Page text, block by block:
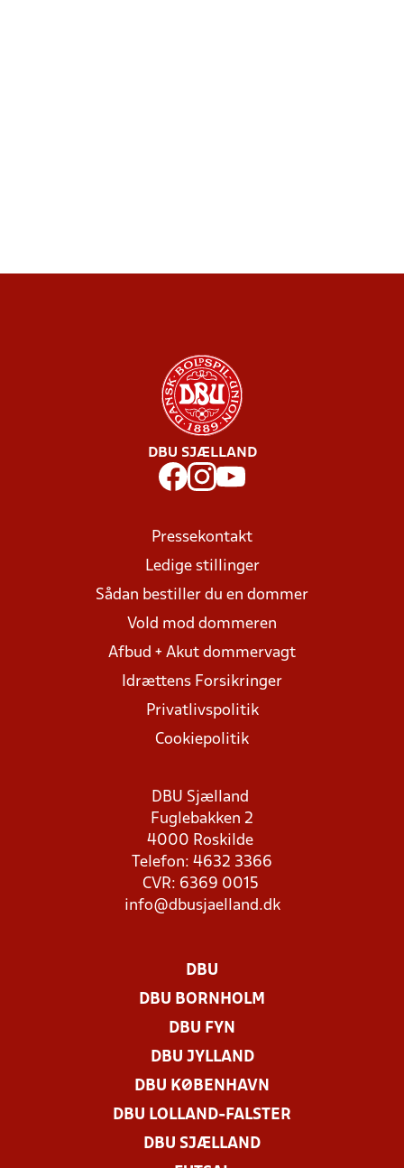
DBU SJÆLLAND
Pressekontakt
Ledige stillinger
Sådan bestiller du en dommer
Vold mod dommeren
Afbud + Akut dommervagt
Idrættens Forsikringer
Privatlivspolitik
Cookiepolitik
DBU Sjælland
Fuglebakken 2
4000 Roskilde
Telefon: 4632 3366
CVR: 6369 0015
info@dbusjaelland.dk
DBU
DBU BORNHOLM
DBU FYN
DBU JYLLAND
DBU KØBENHAVN
DBU LOLLAND-FALSTER
DBU SJÆLLAND